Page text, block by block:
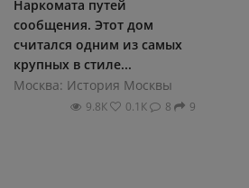
Наркомата путей
сообщения. Этот дом
считался одним из самых
крупных в стиле...
Москва: История Москвы
9.8К 0.1К 8 9